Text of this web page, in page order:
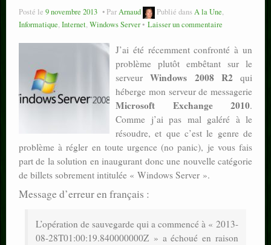
Posté le 9 novembre 2013 ParArnaud Publié dansA la Une,
Informatique,Internet,Windows Server Laisser un commentaire
J’ai été récemment confronté à un
problème plutôt embêtant sur le
serveurWindows 2008 R2qui
héberge mon serveur de messagerie
Microsoft Exchange 2010.
Comme j’ai pas mal galéré à le
résoudre, et que c’est le genre de
problème à régler en toute urgence (no panic), je vous fais
part de la solution en inaugurant donc une nouvelle catégorie
de billets sobrement intitulée « Windows Server ».
Message d’erreur en français :
L’opération de sauvegarde qui a commencé à « 2013-
08-28T01:00:19.840000000Z » a échoué en raison